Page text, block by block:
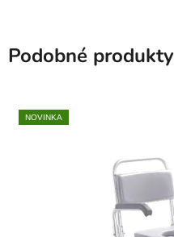
Podobné produkty
NOVINKA